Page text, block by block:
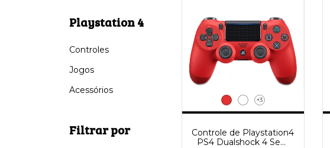
Playstation 4
Controles
Jogos
Acessórios
Filtrar por
+3
Controle de Playstation4
PS4 Dualshock 4 Sem